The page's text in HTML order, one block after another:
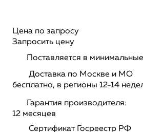
Цена по запросу
Запросить цену
Поставляется в
Доставка по Москве и МО
бесплатно, в регионы 12-14
Гарантия производителя:
12 месяцев
Сертификат Госреестр РФ